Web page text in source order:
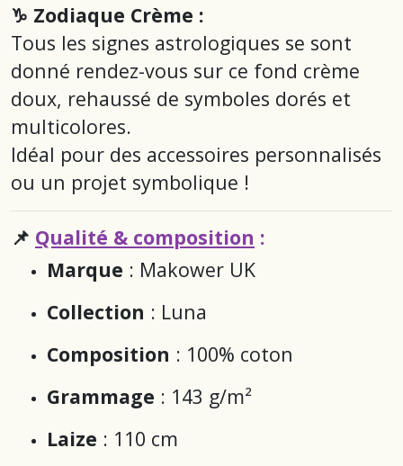
♑ Zodiaque Crème :
Tous les signes astrologiques se sont
donné rendez-vous sur ce fond crème
doux, rehaussé de symboles dorés et
multicolores.
Idéal pour des accessoires personnalisés
ou un projet symbolique !
📌 Qualité & composition :
Marque : Makower UK
Collection : Luna
Composition : 100% coton
Grammage : 143 g/m²
Laize : 110 cm